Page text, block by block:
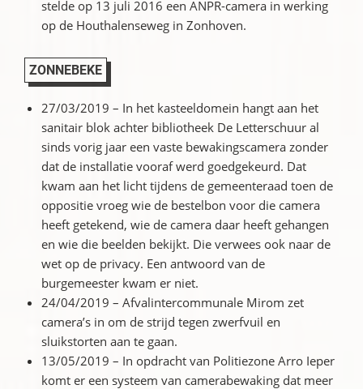
stelde op 13 juli 2016 een ANPR-camera in werking
op de Houthalenseweg in Zonhoven.
ZONNEBEKE
27/03/2019 – In het kasteeldomein hangt aan het
sanitair blok achter bibliotheek De Letterschuur al
sinds vorig jaar een vaste bewakingscamera zonder
dat de installatie vooraf werd goedgekeurd. Dat
kwam aan het licht tijdens de gemeenteraad toen de
oppositie vroeg wie de bestelbon voor die camera
heeft getekend, wie de camera daar heeft gehangen
en wie die beelden bekijkt. Die verwees ook naar de
wet op de privacy. Een antwoord van de
burgemeester kwam er niet.
24/04/2019 – Afvalintercommunale Mirom zet
camera’s in om de strijd tegen zwerfvuil en
sluikstorten aan te gaan.
13/05/2019 – In opdracht van Politiezone Arro Ieper
komt er een systeem van camerabewaking dat meer